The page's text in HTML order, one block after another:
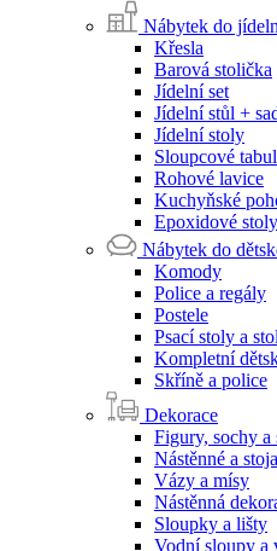
Nábytek do
Křesla
Barová stolička
Jídelní set
Jídelní stůl +
Jídelní stoly
Sloupcové
Rohové lavice
Kuchyňské
Epoxidové stoly
Nábytek do
Komody
Police a regály
Postele
Psací stoly a
Kompletní
Skříně a police
Dekorace
Figury, sochy a
Nástěnné a
Vázy a mísy
Nástěnná
Sloupky a lišty
Vodní sloupy a